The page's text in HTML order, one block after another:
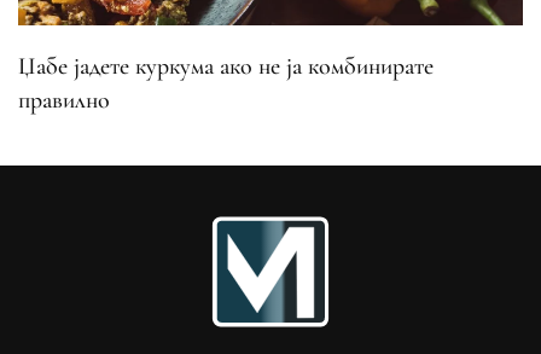
Џабе јадете куркума ако не ја комбинирате
правилно